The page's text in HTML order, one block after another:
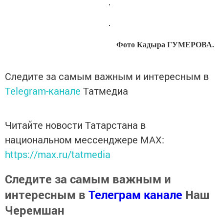
Фото Кадыра ГУМЕРОВА.
Следите за самым важным и интересным в
Telegram-канале Татмедиа
Читайте новости Татарстана в
национальном мессенджере MАХ:
https://max.ru/tatmedia
Следите за самым важным и
интересным в Телеграм канале Наш
Черемшан